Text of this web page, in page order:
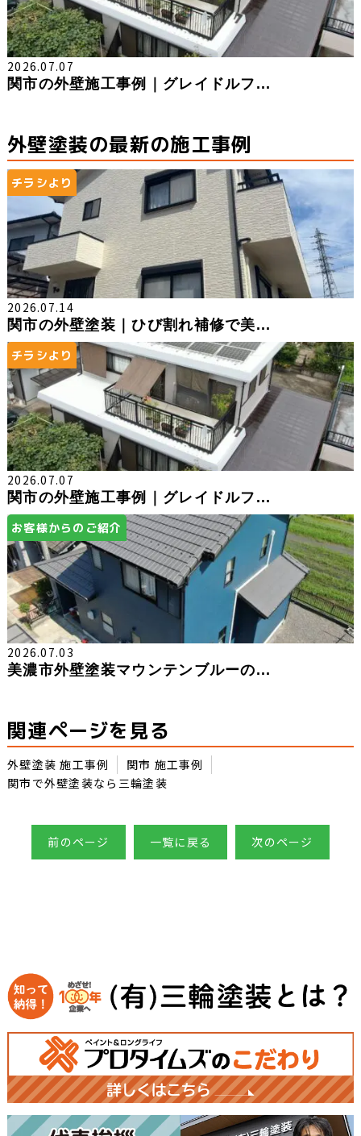
2026.07.07
関市の外壁施工事例｜グレイドルフ...
外壁塗装の最新の施工事例
チラシより
2026.07.14
関市の外壁塗装｜ひび割れ補修で美...
チラシより
2026.07.07
関市の外壁施工事例｜グレイドルフ...
お客様からのご紹介
2026.07.03
美濃市外壁塗装マウンテンブルーの...
関連ページを見る
外壁塗装 施工事例
関市 施工事例
関市で外壁塗装なら三輪塗装
前のページ 一覧に戻る 次のページ